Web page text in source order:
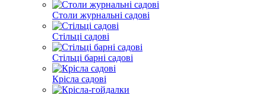
Столи журнальні садові
Стільці садові
Стільці барні садові
Крісла садові